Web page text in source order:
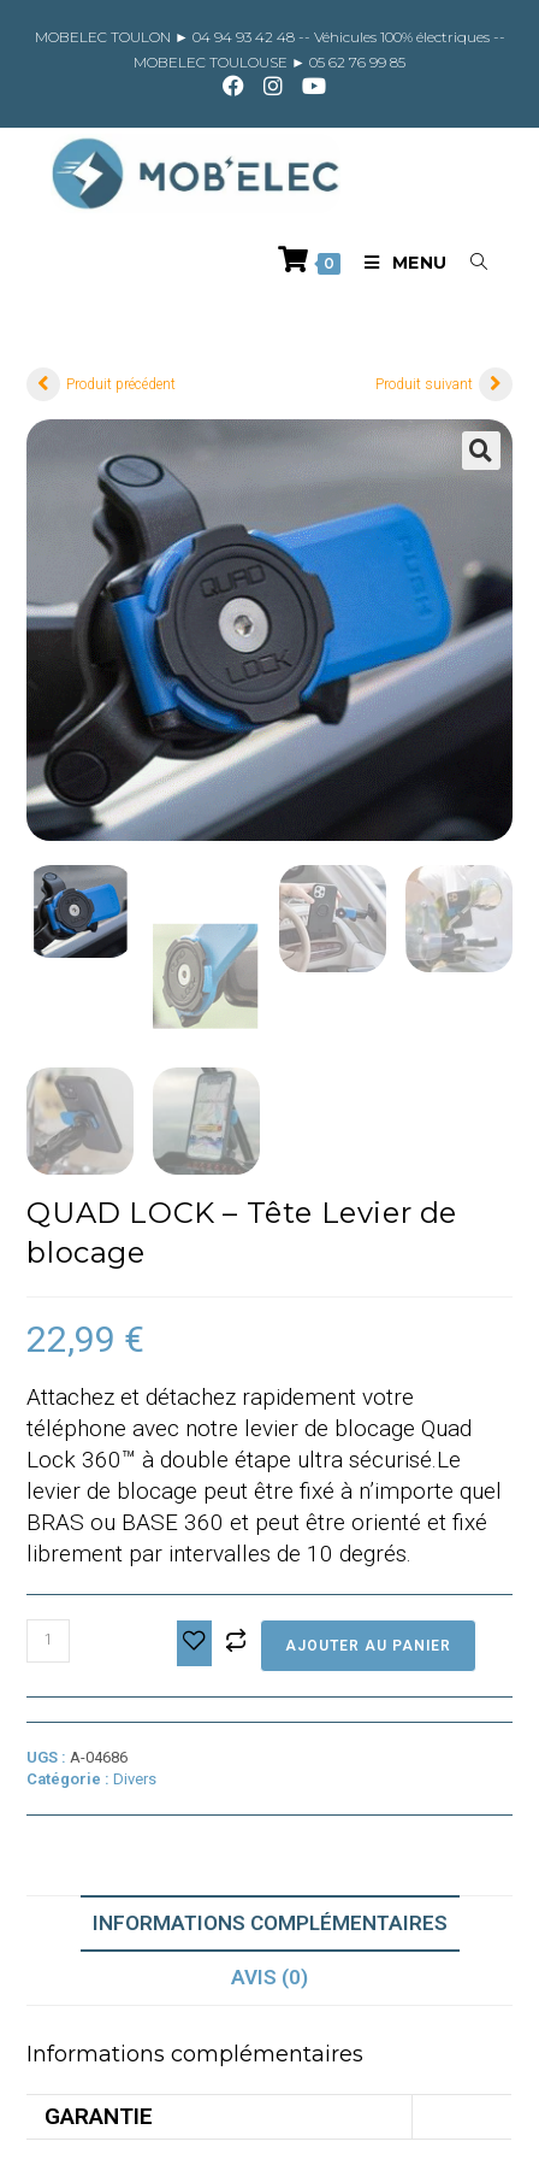
MOBELEC TOULON ► 04 94 93 42 48 -- Véhicules 100% électriques --
MOBELEC TOULOUSE ► 05 62 76 99 85
0 MENU
Produit précédent Produit suivant
QUAD LOCK – Tête Levier de
blocage
22,99 €
Attachez et détachez rapidement votre
téléphone avec notre levier de blocage Quad
Lock 360™ à double étape ultra sécurisé.Le
levier de blocage peut être fixé à n’importe quel
BRAS ou BASE 360 et peut être orienté et fixé
librement par intervalles de 10 degrés.
LOCK
-
Levier
de
blocage
AJOUTER AU PANIER
UGS : A-04686
Catégorie :Divers
INFORMATIONS COMPLÉMENTAIRES
AVIS (0)
Informations complémentaires
GARANTIE